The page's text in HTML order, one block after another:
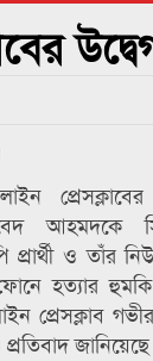
প্রেসক্লাবের
আহমদকে
ও তাঁর
হত্যার
প্রেসক্লাব
প্রতিবাদ